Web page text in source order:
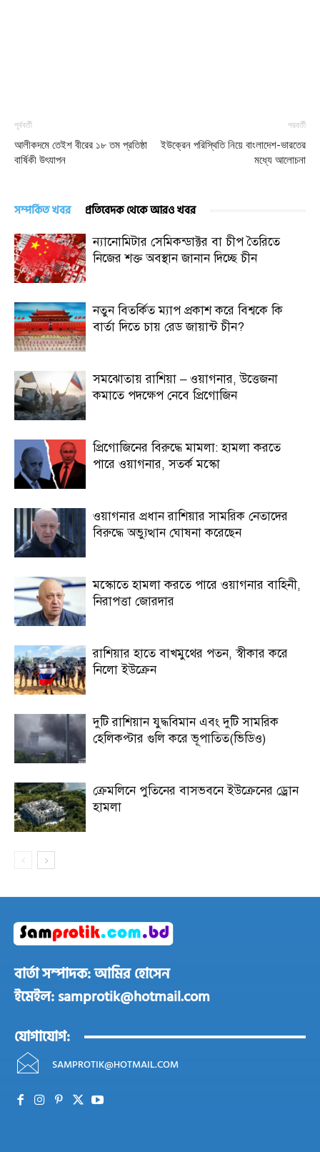
পূর্ববর্তী
আলীকদমে তেইশ বীরের ১৮ তম প্রতিষ্ঠা
বার্ষিকী উৎযাপন
পরবর্তী
ইউক্রেন পরিস্থিতি নিয়ে বাংলাদেশ-ভারতের
মধ্যে আলোচনা
সম্পর্কিত খবর প্রতিবেদক থেকে আরও খবর
ন্যানোমিটার সেমিকন্ডাক্টর বা চীপ তৈরিতে
নিজের শক্ত অবস্থান জানান দিচ্ছে চীন
নতুন বিতর্কিত ম্যাপ প্রকাশ করে বিশ্বকে কি
বার্তা দিতে চায় রেড জায়ান্ট চীন?
সমঝোতায় রাশিয়া – ওয়াগনার, উত্তেজনা
কমাতে পদক্ষেপ নেবে প্রিগোজিন
প্রিগোজিনের বিরুদ্ধে মামলা: হামলা করতে
পারে ওয়াগনার, সতর্ক মস্কো
ওয়াগনার প্রধান রাশিয়ার সামরিক নেতাদের
বিরুদ্ধে অভ্যুত্থান ঘোষনা করেছেন
মস্কোতে হামলা করতে পারে ওয়াগনার বাহিনী,
নিরাপত্তা জোরদার
রাশিয়ার হাতে বাখমুথের পতন, স্বীকার করে
নিলো ইউক্রেন
দুটি রাশিয়ান যুদ্ধবিমান এবং দুটি সামরিক
হেলিকপ্টার গুলি করে ভূপাতিত(ভিডিও)
ক্রেমলিনে পুতিনের বাসভবনে ইউক্রেনের ড্রোন
হামলা
বার্তা সম্পাদক: আমির হোসেন
ইমেইল: samprotik@hotmail.com
যোগাযোগ:
SAMPROTIK@HOTMAIL.COM